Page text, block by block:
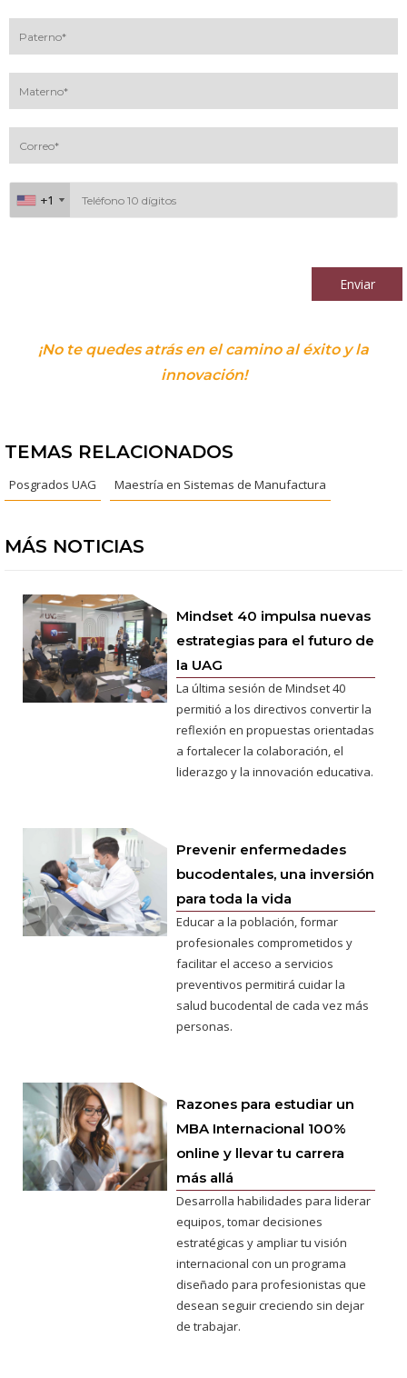
+1
+1
Enviar
¡No te quedes atrás en el camino al éxito y la
innovación!
TEMAS RELACIONADOS
Posgrados UAG Maestría en Sistemas de Manufactura
MÁS NOTICIAS
Mindset 40 impulsa nuevas
estrategias para el futuro de
la UAG
La última sesión de Mindset 40
permitió a los directivos convertir la
reflexión en propuestas orientadas
a fortalecer la colaboración, el
liderazgo y la innovación educativa.
Prevenir enfermedades
bucodentales, una inversión
para toda la vida
Educar a la población, formar
profesionales comprometidos y
facilitar el acceso a servicios
preventivos permitirá cuidar la
salud bucodental de cada vez más
personas.
Razones para estudiar un
MBA Internacional 100%
online y llevar tu carrera
más allá
Desarrolla habilidades para liderar
equipos, tomar decisiones
estratégicas y ampliar tu visión
internacional con un programa
diseñado para profesionistas que
desean seguir creciendo sin dejar
de trabajar.